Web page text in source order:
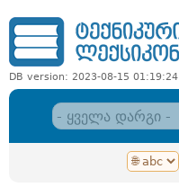
DB version: 2023-08-15 01:19:24